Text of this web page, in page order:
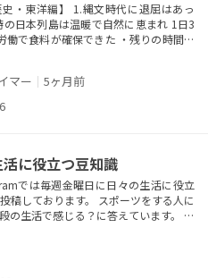
史・東洋編】 1.縄文時代に退屈はあっ
の日本列島は温暖で自然に恵まれ 1日3
働で食料が確保できた ・残りの時間は
ど創作活動が盛ん ・当時世界でも稀
猟生活であり、 住居の建築、道具のメ
、交易など 忙しい日々を送っており、
マー ｜ 5ヶ月前
に役立つ豆知識
では毎週金曜日に日々の生活に役立
稿しております。 スポーツをする人に
の生活で感じる？に答えています。 是